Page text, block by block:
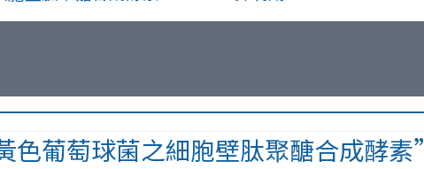
色葡萄球菌之細胞壁肽聚醣合成酵